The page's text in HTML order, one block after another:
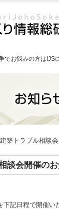
でお悩みの方はIJS
築トラブル相談
談会開催のお
記日程で開催い